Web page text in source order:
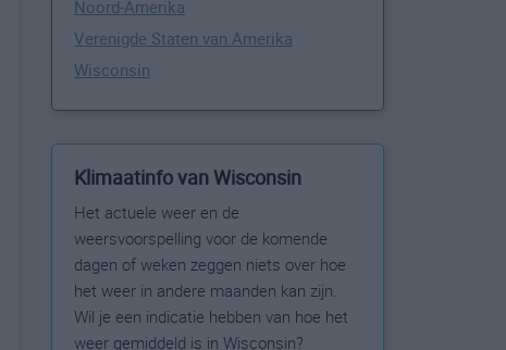
Noord-Amerika
Verenigde Staten van Amerika
Wisconsin
Klimaatinfo van Wisconsin
Het actuele weer en de
weersvoorspelling voor de komende
dagen of weken zeggen niets over hoe
het weer in andere maanden kan zijn.
Wil je een indicatie hebben van hoe het
weer gemiddeld is in Wisconsin?